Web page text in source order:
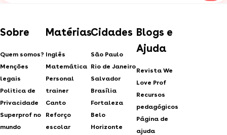
Sobre
Quem somos?
Menções
legais
Politica de
Privacidade
Superprof no
mundo
Matérias
Inglês
Matemática
Personal
trainer
Canto
Reforço
escolar
Cidades
São Paulo
Rio de Janeiro
Salvador
Brasília
Fortaleza
Belo
Horizonte
Blogs e
Ajuda
Revista We
Love Prof
Recursos
pedagógicos
Página de
ajuda